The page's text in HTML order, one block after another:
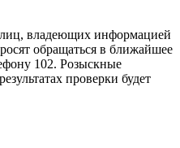
владеющих информацией
обращаться в ближайшее
102. Розыскные
проверки будет